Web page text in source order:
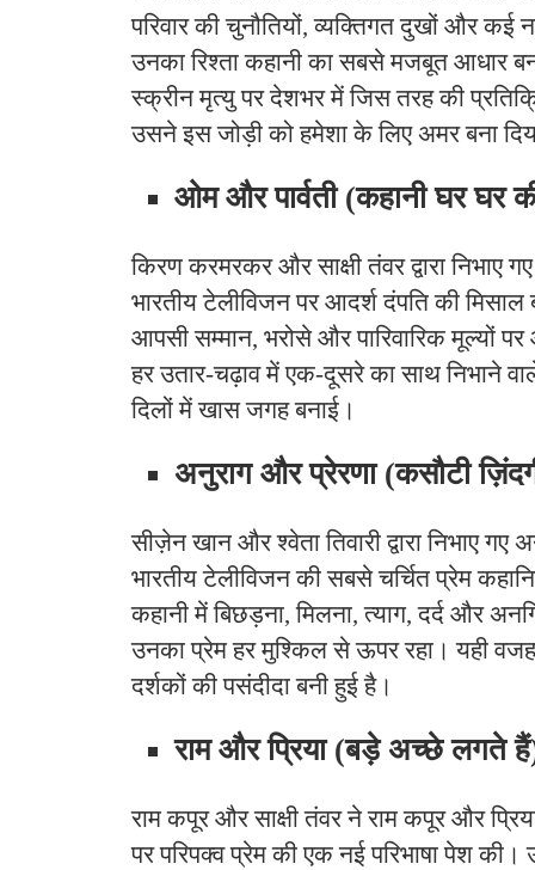
परिवार की चुनौतियों, व्यक्तिगत दुखों और कई
उनका रिश्ता कहानी का सबसे मजबूत आधार
स्क्रीन मृत्यु पर देशभर में जिस तरह की
उसने इस जोड़ी को हमेशा के लिए अमर बना
ओम और पार्वती (कहानी घर घर
किरण करमरकर और साक्षी तंवर द्वारा निभाए
भारतीय टेलीविजन पर आदर्श दंपति की मिसाल
आपसी सम्मान, भरोसे और पारिवारिक मूल्यों
हर उतार-चढ़ाव में एक-दूसरे का साथ निभाने
दिलों में खास जगह बनाई।
अनुराग और प्रेरणा (कसौटी
सीज़ेन खान और श्वेता तिवारी द्वारा निभाए गए
भारतीय टेलीविजन की सबसे चर्चित प्रेम
कहानी में बिछड़ना, मिलना, त्याग, दर्द और
उनका प्रेम हर मुश्किल से ऊपर रहा। यही
दर्शकों की पसंदीदा बनी हुई है।
राम और प्रिया (बड़े अच्छे लगते
राम कपूर और साक्षी तंवर ने राम कपूर और
पर परिपक्व प्रेम की एक नई परिभाषा पेश की।